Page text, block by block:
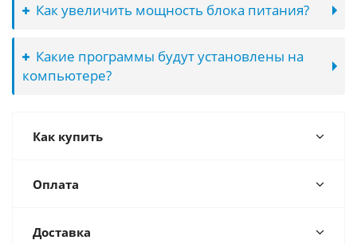
Как увеличить мощность блока питания?
Какие программы будут установлены на
компьютере?
Как купить
Оплата
Доставка